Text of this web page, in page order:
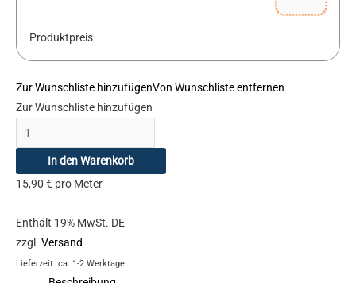
Produktpreis
Zur Wunschliste hinzufügenVon Wunschliste entfernen
Zur Wunschliste hinzufügen
In den Warenkorb
15,90 € pro Meter
Enthält 19% MwSt. DE
zzgl. Versand
Lieferzeit: ca. 1-2 Werktage